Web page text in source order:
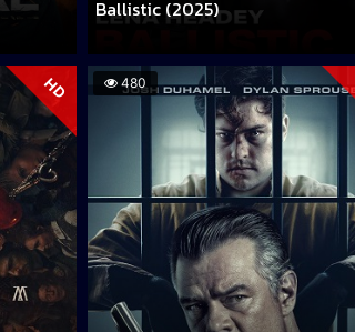
Ballistic (2025)
HD 480